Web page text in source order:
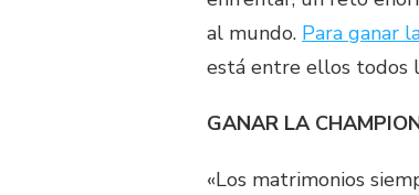
al mundo. Para ganar
está entre ellos todos
GANAR LA
«Los matrimonios